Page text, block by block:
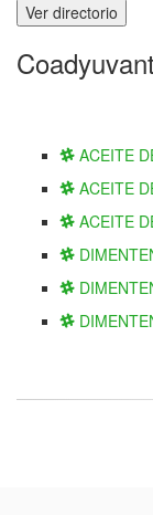
Ver directorio
ACEITE
ACEITE
ACEITE